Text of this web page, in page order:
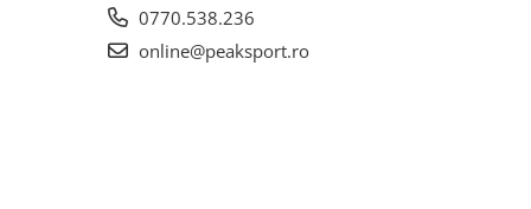
0770.538.236
online@peaksport.ro